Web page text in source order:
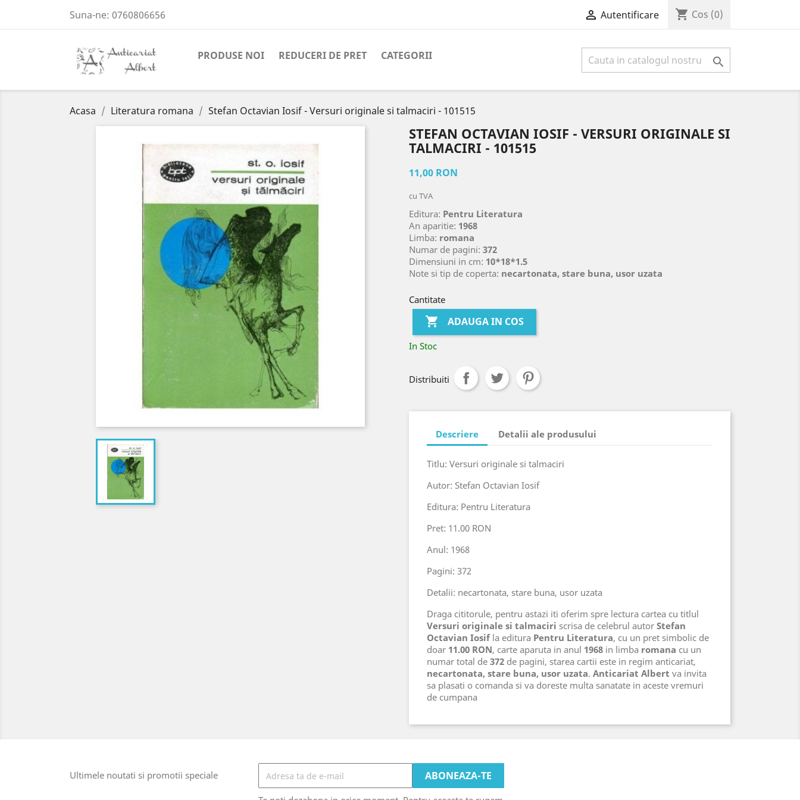
Suna-ne: 0760806656  Autentificare shopping_cart Cos (0)
PRODUSE NOI REDUCERI DE PRET CATEGORII 
Acasa Literatura romana Stefan Octavian Iosif - Versuri originale si talmaciri - 101515
STEFAN OCTAVIAN IOSIF - VERSURI ORIGINALE SI
TALMACIRI - 101515
11,00 RON
cu TVA
Editura: Pentru Literatura
An aparitie: 1968
Limba: romana
Numar de pagini: 372
Dimensiuni in cm: 10*18*1.5
Note si tip de coperta: necartonata, stare buna, usor uzata
Cantitate
 ADAUGA IN COS
In Stoc
Distribuiti
Descriere Detalii ale produsului
Titlu: Versuri originale si talmaciri
Autor: Stefan Octavian Iosif
Editura: Pentru Literatura
Pret: 11.00 RON
Anul: 1968
Pagini: 372
Detalii: necartonata, stare buna, usor uzata
Draga cititorule, pentru astazi iti oferim spre lectura cartea cu titlul
Versuri originale si talmaciri scrisa de celebrul autor Stefan
Octavian Iosifla editura Pentru Literatura, cu un pret simbolic de
doar 11.00 RON, carte aparuta in anul 1968 in limba romana cu un
numar total de 372 de pagini, starea cartii este in regim anticariat,
necartonata, stare buna, usor uzata. Anticariat Albert va invita
sa plasati o comanda si va doreste multa sanatate in aceste vremuri
de cumpana
Ultimele noutati si promotii speciale